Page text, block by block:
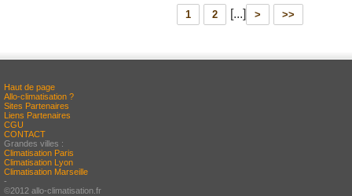
1 2 [...] > >>
Haut de page
Allo-climatisation ?
Sites Partenaires
Liens Partenaires
CGU
CONTACT
Grandes villes :
Climatisation Paris
Climatisation Lyon
Climatisation Marseille
-
©2012 allo-climatisation.fr